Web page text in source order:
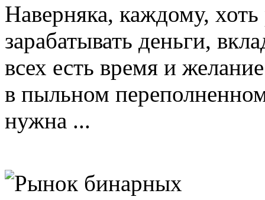
Наверняка, каждому, хоть
зарабатывать деньги,
всех есть время и
в пыльном
нужна ...